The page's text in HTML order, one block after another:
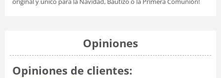
Opiniones
Opiniones de clientes: